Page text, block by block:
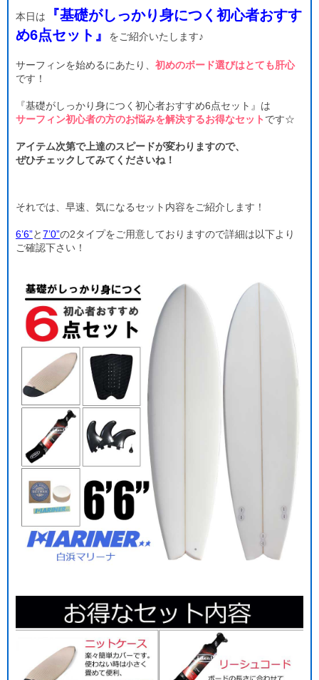
本日は
『基礎がしっかり身につく初心者おすす
め6点セット』
をご紹介いたします♪
サーフィンを始めるにあたり、 初めのボード選びはとても肝心
です！
『基礎がしっかり身につく初心者おすすめ6点セット』は
サーフィン初心者の方のお悩みを解決するお得なセット です☆
アイテム次第で上達のスピードが変わりますので、
ぜひチェックしてみてくださいね！
それでは、早速、気になるセット内容をご紹介します！
6’6”と7’0”の2タイプをご用意しておりますので詳細は以下より
ご確認下さい！